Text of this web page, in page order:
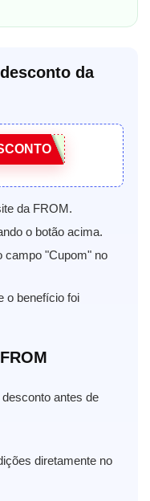
da
da FROM.
o botão acima.
campo "Cupom" no
o benefício foi
antes de
diretamente no